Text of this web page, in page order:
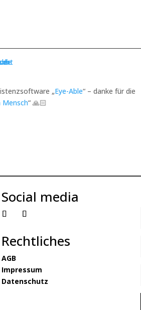
„Eye-Able“ – danke für die
“ 🙏🏻
Social media
Rechtliches
AGB
Impressum
Datenschutz